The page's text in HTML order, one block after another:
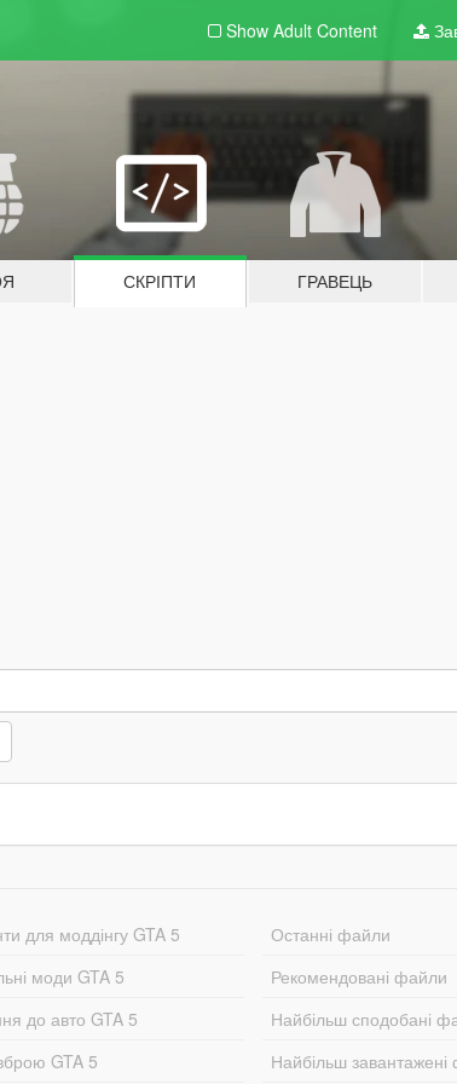
Show Adult Content
СКРІПТИ ГРАВЕЦЬ
для моддінгу GTA 5
моди GTA 5
до авто GTA 5
GTA 5
Останні файли
Рекомендовані файли
Найбільш сподобані
Найбільш